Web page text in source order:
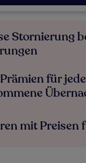
Stornierung
für jede
mit Preisen